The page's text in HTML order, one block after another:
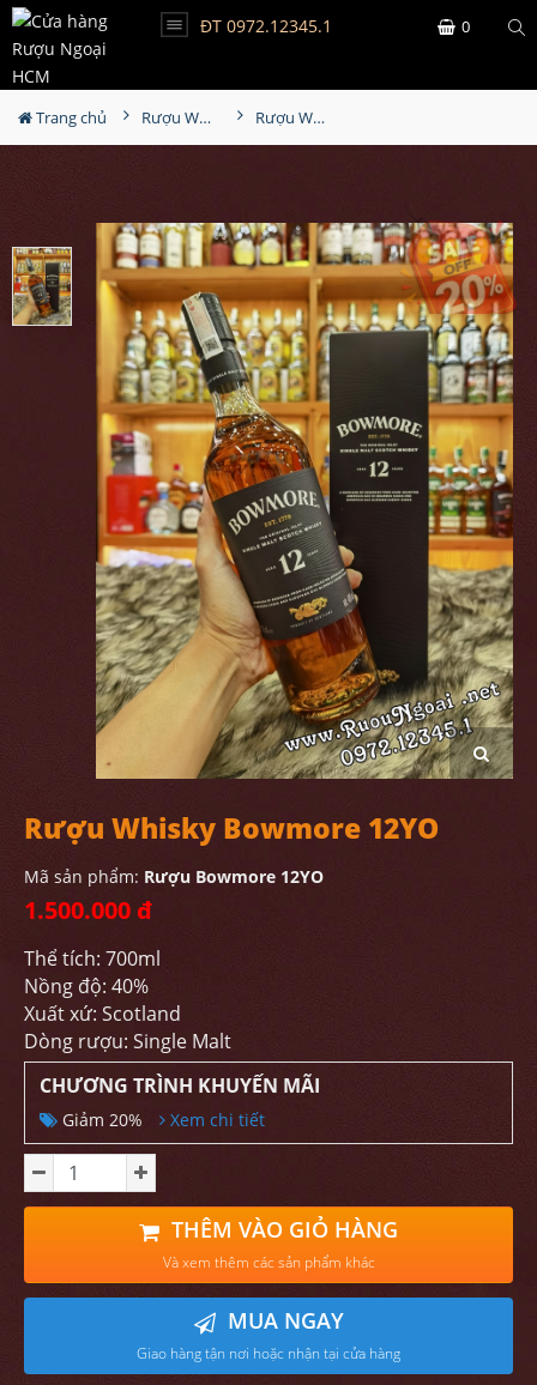
ĐT 0972.12345.1 0
Trang chủ Rượu Whisky Rượu Whisky Bowmore 12YO
Rượu Whisky Bowmore 12YO
Mã sản phẩm: Rượu Bowmore 12YO
1.500.000 đ
Thể tích: 700ml
Nồng độ: 40%
Xuất xứ: Scotland
Dòng rượu: Single Malt
CHƯƠNG TRÌNH KHUYẾN MÃI
Giảm 20% Xem chi tiết
THÊM VÀO GIỎ HÀNG
Và xem thêm các sản phẩm khác
MUA NGAY
Giao hàng tận nơi hoặc nhận tại cửa hàng